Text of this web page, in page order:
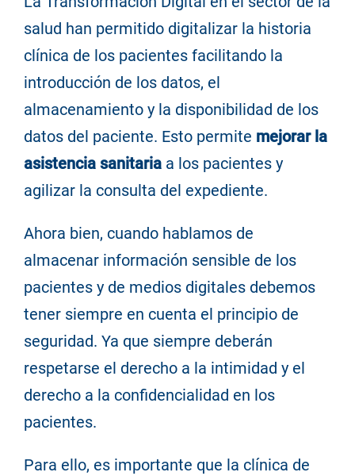
salud han permitido digitalizar la historia
clínica de los pacientes facilitando la
introducción de los datos, el
almacenamiento y la disponibilidad de los
datos del paciente. Esto permite mejorar la
asistencia sanitariaa los pacientes y
agilizar la consulta del expediente.
Ahora bien, cuando hablamos de
almacenar información sensible de los
pacientes y de medios digitales debemos
tener siempre en cuenta el principio de
seguridad. Ya que siempre deberán
respetarse el derecho a la intimidad y el
derecho a la confidencialidad en los
pacientes.
Para ello, es importante que la clínica de